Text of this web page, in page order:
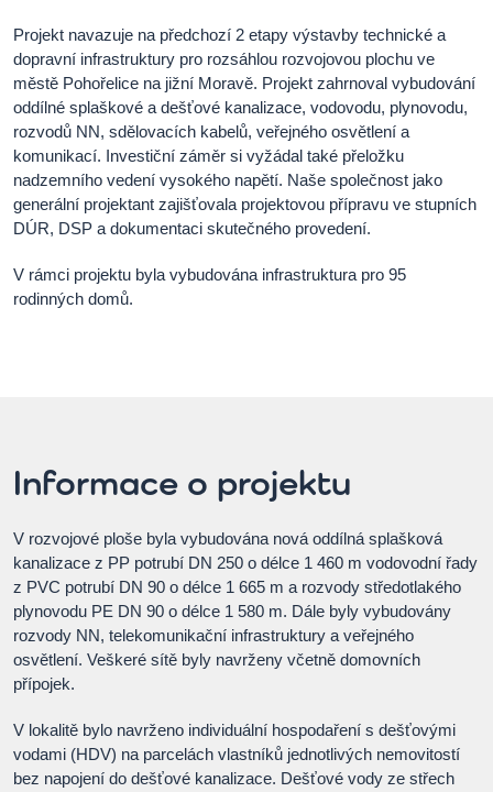
Projekt navazuje na předchozí 2 etapy výstavby technické a
dopravní infrastruktury pro rozsáhlou rozvojovou plochu ve
městě Pohořelice na jižní Moravě. Projekt zahrnoval vybudování
oddílné splaškové a dešťové kanalizace, vodovodu, plynovodu,
rozvodů NN, sdělovacích kabelů, veřejného osvětlení a
komunikací. Investiční záměr si vyžádal také přeložku
nadzemního vedení vysokého napětí. Naše společnost jako
generální projektant zajišťovala projektovou přípravu ve stupních
DÚR, DSP a dokumentaci skutečného provedení.
V rámci projektu byla vybudována infrastruktura pro 95
rodinných domů.
Informace o projektu
V rozvojové ploše byla vybudována nová oddílná splašková
kanalizace z PP potrubí DN 250 o délce 1 460 m vodovodní řady
z PVC potrubí DN 90 o délce 1 665 m a rozvody středotlakého
plynovodu PE DN 90 o délce 1 580 m. Dále byly vybudovány
rozvody NN, telekomunikační infrastruktury a veřejného
osvětlení. Veškeré sítě byly navrženy včetně domovních
přípojek.
V lokalitě bylo navrženo individuální hospodaření s dešťovými
vodami (HDV) na parcelách vlastníků jednotlivých nemovitostí
bez napojení do dešťové kanalizace. Dešťové vody ze střech